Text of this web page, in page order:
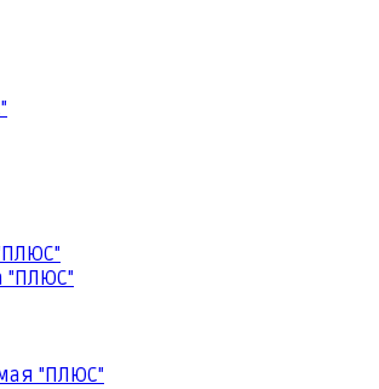
"ПЛЮС"
"ПЛЮС"